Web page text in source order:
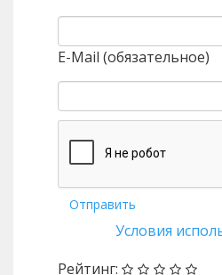
E-Mail (обязательное)
Отправить
Условия
Рейтинг: